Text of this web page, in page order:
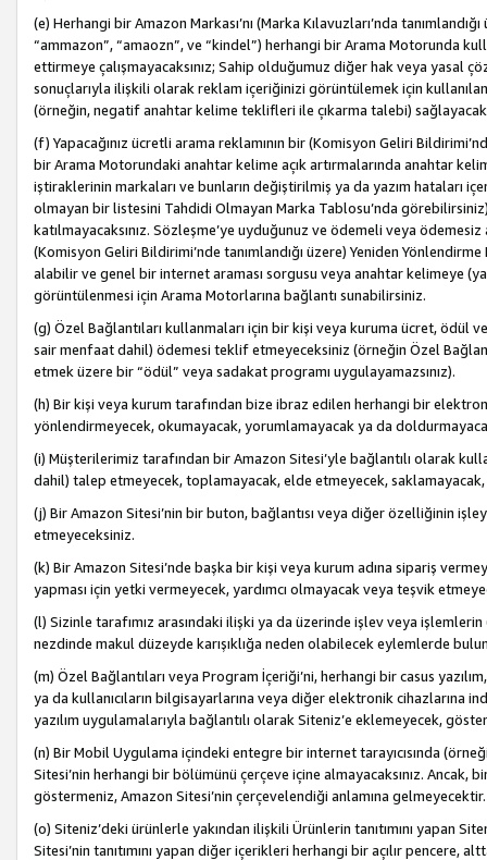
(e) Herhangi bir Amazon Markası’nı (Marka Kılavuzları’nda
“ammazon”, “amaozn”, ve “kindel”) herhangi bir Arama Motorunda
ettirmeye çalışmayacaksınız; Sahip olduğumuz diğer hak veya yasal
sonuçlarıyla ilişkili olarak reklam içeriğinizi görüntülemek için
(örneğin, negatif anahtar kelime teklifleri ile çıkarma talebi)
(f) Yapacağınız ücretli arama reklamının bir (Komisyon Geliri
bir Arama Motorundaki anahtar kelime açık artırmalarında anahtar
iştiraklerinin markaları ve bunların değiştirilmiş ya da yazım hataları
olmayan bir listesini Tahdidi Olmayan Marka Tablosu’nda
katılmayacaksınız. Sözleşme’ye uyduğunuz ve ödemeli veya
(Komisyon Geliri Bildirimi’nde tanımlandığı üzere) Yeniden
alabilir ve genel bir internet araması sorgusu veya anahtar kelimeye
görüntülenmesi için Arama Motorlarına bağlantı sunabilirsiniz.
(g) Özel Bağlantıları kullanmaları için bir kişi veya kuruma ücret, ödül
sair menfaat dahil) ödemesi teklif etmeyeceksiniz (örneğin Özel
etmek üzere bir “ödül” veya sadakat programı uygulayamazsınız).
(h) Bir kişi veya kurum tarafından bize ibraz edilen herhangi bir
yönlendirmeyecek, okumayacak, yorumlamayacak ya da
(i) Müşterilerimiz tarafından bir Amazon Sitesi’yle bağlantılı olarak
dahil) talep etmeyecek, toplamayacak, elde etmeyecek,
(j) Bir Amazon Sitesi’nin bir buton, bağlantısı veya diğer özelliğinin
etmeyeceksiniz.
(k) Bir Amazon Sitesi’nde başka bir kişi veya kurum adına sipariş
yapması için yetki vermeyecek, yardımcı olmayacak veya teşvik
(l) Sizinle tarafımız arasındaki ilişki ya da üzerinde işlev veya
nezdinde makul düzeyde karışıklığa neden olabilecek eylemlerde
(m) Özel Bağlantıları veya Program İçeriği’ni, herhangi bir casus
ya da kullanıcıların bilgisayarlarına veya diğer elektronik
yazılım uygulamalarıyla bağlantılı olarak Siteniz’e eklemeyecek,
(n) Bir Mobil Uygulama içindeki entegre bir internet tarayıcısında
Sitesi’nin herhangi bir bölümünü çerçeve içine almayacaksınız. Ancak,
göstermeniz, Amazon Sitesi’nin çerçevelendiği anlamına gelmeyecektir.
(o) Siteniz’deki ürünlerle yakından ilişkili Ürünlerin tanıtımını yapan
Sitesi’nin tanıtımını yapan diğer içerikleri herhangi bir açılır pencere,